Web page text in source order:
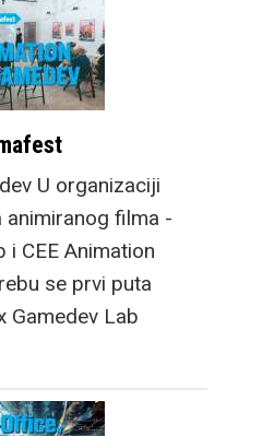
U organizaciji
filma -
CEE Animation
se prvi puta
Gamedev Lab